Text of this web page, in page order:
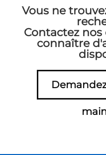
Vous ne
Contactez
connaître